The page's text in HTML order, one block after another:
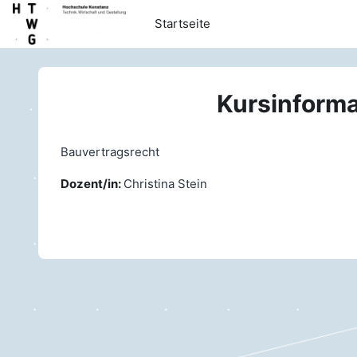
Zum Hauptinhalt
Startseite
Bauvertragsrecht
Dozent/in: Christina Stein